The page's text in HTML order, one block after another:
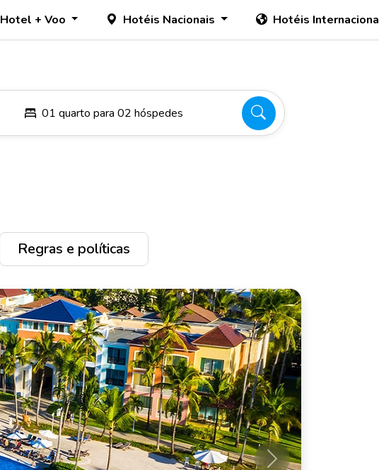
Hotel + Voo Hotéis Nacionais Hotéis
01 quarto para 02 hóspedes
Regras e políticas
Próximo